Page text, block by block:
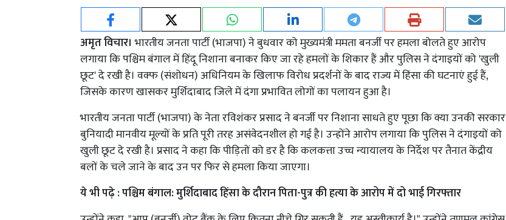
अमृत विचार।भारतीय जनता पार्टी (भाजपा) ने बुधवार को मुख्यमंत्री ममता बनर्जी पर हमला बोलते हुए आरोप
लगाया कि पश्चिम बंगाल में हिंदू निशाना बनाकर किए जा रहे हमलों के शिकार हैं और पुलिस ने दंगाइयों को 'खुली
छूट' दे रखी है। वक्फ (संशोधन) अधिनियम के खिलाफ विरोध प्रदर्शनों के बाद राज्य में हिंसा की घटनाएं हुई हैं,
जिसके कारण खासकर मुर्शिदाबाद जिले में दंगा प्रभावित लोगों का पलायन हुआ है।
भारतीय जनता पार्टी (भाजपा) के नेता रविशंकर प्रसाद ने बनर्जी पर निशाना साधते हुए पूछा कि क्या उनकी सरकार
बुनियादी मानवीय मूल्यों के प्रति पूरी तरह असंवेदनशील हो गई है। उन्होंने आरोप लगाया कि पुलिस ने दंगाइयों को
खुली छूट दे रखी है। प्रसाद ने कहा कि पीड़ितों को डर है कि कलकत्ता उच्च न्यायालय के निर्देश पर तैनात केंद्रीय
बलों के चले जाने के बाद उन पर फिर से हमला किया जाएगा।
ये भी पढ़े : पश्चिम बंगाल: मुर्शिदाबाद हिंसा के दौरान पिता-पुत्र की हत्या के आरोप में दो भाई गिरफ्तार